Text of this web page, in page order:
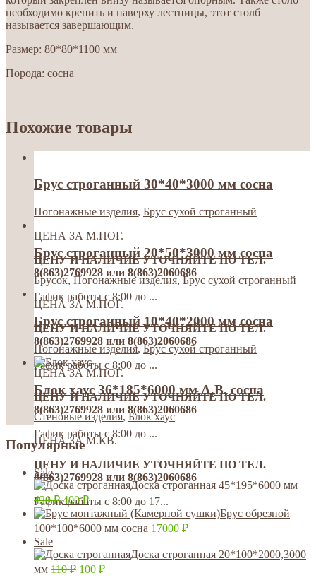
необходимо крепить и наверху лестницы, этот столб
называется завершающим.
Размер: 80*80*1100 мм
Порода: сосна
Похожие товары
Брус строганный 30*40*3000 мм сосна
Погонажные изделия, Брус сухой строганный
ЦЕНА ЗА М.ПОГ.
ЦЕНУ И НАЛИЧИЕ УТОЧНЯЙТЕ ПО ТЕЛ.
8(863)2769928 или 8(863)2060686
Гафик работы с 8:00 до ...
Брус строганный 20*50*3000 мм сосна
Брусок,Погонажные изделия,Брус сухой строганный
ЦЕНА ЗА М.ПОГ.
ЦЕНУ И НАЛИЧИЕ УТОЧНЯЙТЕ ПО ТЕЛ.
8(863)2769928 или 8(863)2060686
Гафик работы с 8:00 до ...
Брус строганный 10*40*2000 мм сосна
Погонажные изделия,Брус сухой строганный
ЦЕНА ЗА М.ПОГ.
ЦЕНУ И НАЛИЧИЕ УТОЧНЯЙТЕ ПО ТЕЛ.
8(863)2769928 или 8(863)2060686
Гафик работы с 8:00 до ...
Блок хаус 36*185*6000 мм A,B, сосна
Стеновые изделия,Блок хаус
ЦЕНА ЗА М.КВ.
ЦЕНУ И НАЛИЧИЕ УТОЧНЯЙТЕ ПО ТЕЛ.
8(863)2769928 или 8(863)2060686
Гафик работы с 8:00 до 17...
Популярные
Sale
Доска строганная 45*195*6000 мм
420₽ 400₽
Брус обрезной
100*100*6000 мм сосна 17000 ₽
Sale
Доска строганная 20*100*2000,3000
мм 110₽ 100 ₽